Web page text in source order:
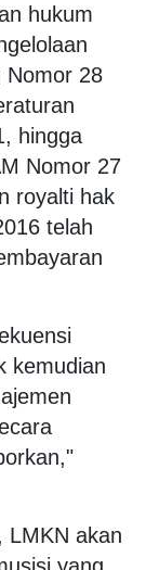
hukum
Nomor 28
hingga
Nomor 27
royalti hak
telah
kemudian
LMKN akan